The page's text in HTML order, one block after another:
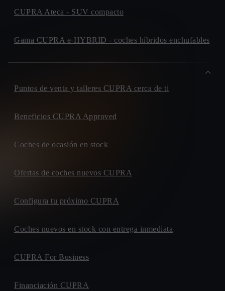
CUPRA Ateca - SUV compacto
Gama CUPRA e-HYBRID - coches híbridos enchufables
Puntos de venta y talleres CUPRA cerca de ti
Beneficios CUPRA Approved
Coches de ocasión en stock
Ofertas de coches nuevos CUPRA
Configura tu próximo CUPRA
Coches nuevos en stock con entrega inmediata
CUPRA For Business
Financiación CUPRA